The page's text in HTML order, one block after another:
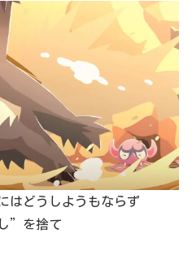
はどうしようもならず
”を捨て